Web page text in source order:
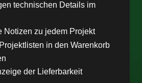
technischen Details im
Notizen zu jedem Projekt
in den Warenkorb
der Lieferbarkeit